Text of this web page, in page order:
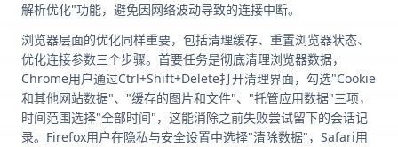
解析优化"功能，避免因网络波动导致的连接中断。
浏览器层面的优化同样重要，包括清理缓存、重置浏览器状态、
优化连接参数三个步骤。首要任务是彻底清理浏览器数据，
Chrome用户通过Ctrl+Shift+Delete打开清理界面，勾选"Cookie
和其他网站数据"、"缓存的图片和文件"、"托管应用数据"三项，
时间范围选择"全部时间"，这能消除之前失败尝试留下的会话记
录。Firefox用户在隐私与安全设置中选择"清除数据"，Safari用